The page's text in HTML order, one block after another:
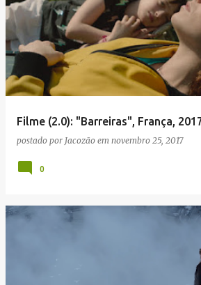
o
s
t
g
Filme (2.0): "Barreiras", França,
postado por Jacozão em novembro 25, 2017
0